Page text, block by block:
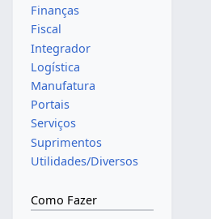
Finanças
Fiscal
Integrador
Logística
Manufatura
Portais
Serviços
Suprimentos
Utilidades/Diversos
Como Fazer